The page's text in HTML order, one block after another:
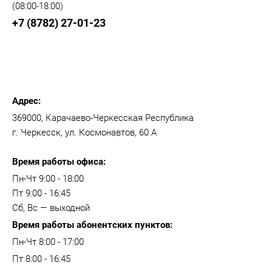
(08:00-18:00)
+7 (8782) 27-01-23
Адрес:
369000, Карачаево-Черкесская Республика
г. Черкесск, ул. Космонавтов, 60 А
Время работы офиса:
Пн-Чт 9:00 - 18:00
Пт 9:00 - 16:45
Сб, Вс — выходной
Время работы абонентских пунктов:
Пн-Чт 8:00 - 17:00
Пт 8:00 - 16:45